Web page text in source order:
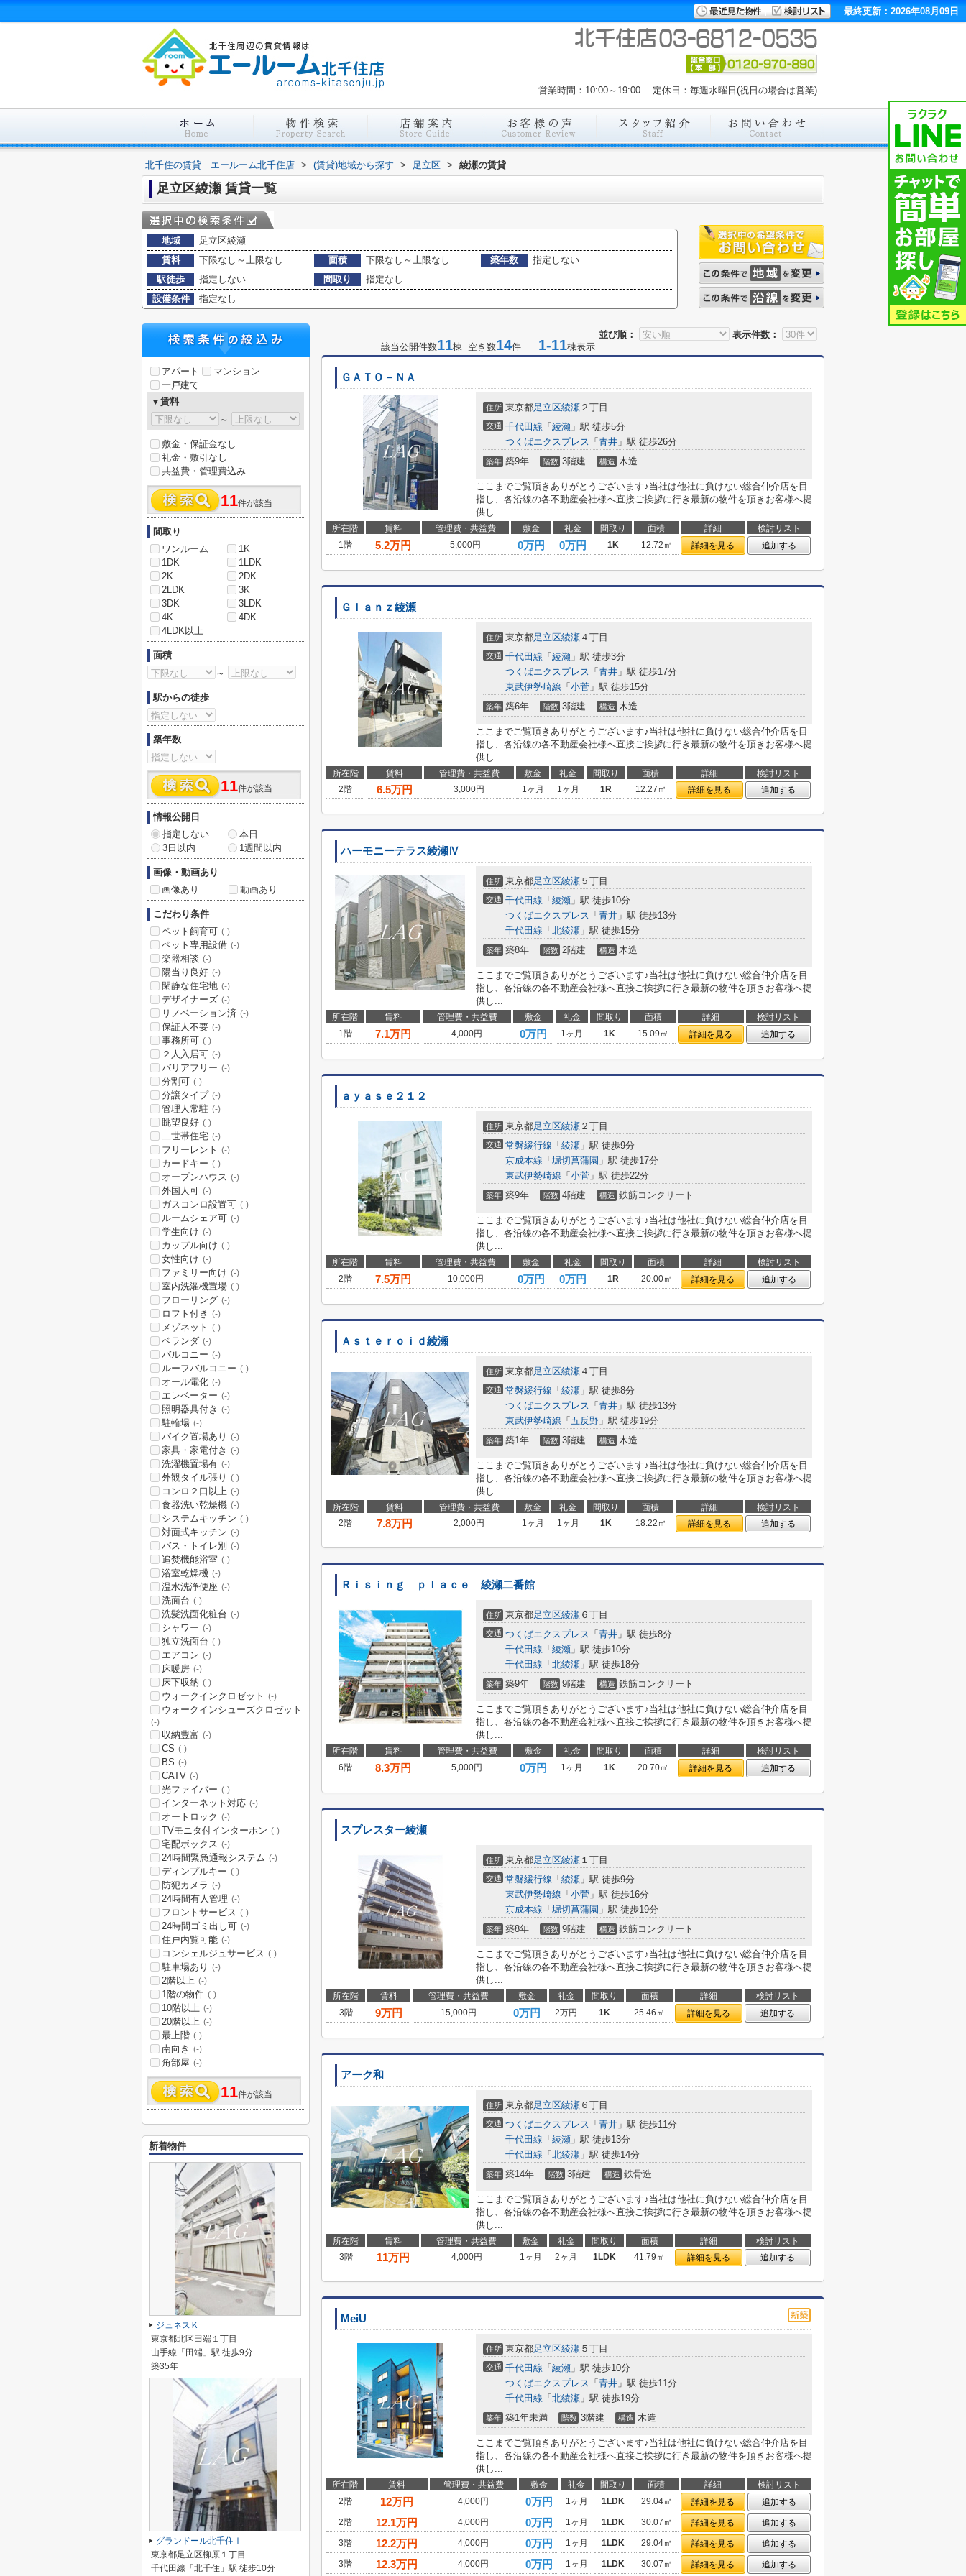
最終更新：2026年08月09日
営業時間：10:00～19:00 定休日：毎週水曜日(祝日の場合は営業)
北千住の賃貸｜エールーム北千住店 > (賃貸)地域から探す > 足立区 > 綾瀬の賃貸
足立区綾瀬 賃貸一覧
地域
足立区綾瀬
賃料
下限なし～上限なし 面積 下限なし～上限なし 築年数
指定しない
駅徒歩
指定しない 間取り
指定なし
設備条件
指定なし
並び順：
表示件数：
該当公開件数11棟 空き数14件 1-11棟表示
ＧＡＴＯ－ＮＡ
住所 東京都足立区綾瀬 ２丁目
交通 千代田線 「 綾瀬 」駅 徒歩5分
つくばエクスプレス 「 青井 」駅 徒歩26分
築年 築9年 階数 3階建 構造 木造
ここまでご覧頂きありがとうございます♪当社は他社に負けない総合仲介店を目
指し、各沿線の各不動産会社様へ直接ご挨拶に行き最新の物件を頂きお客様へ提
供し...
所在階 賃料 管理費・共益費 敷金 礼金 間取り 面積 詳細
検討リスト
1階
5.2万円 5,000円 0万円 0万円 1K 12.72㎡ 詳細を見る 追加する
Ｇｌａｎｚ綾瀬
住所 東京都足立区綾瀬 ４丁目
交通 千代田線 「 綾瀬 」駅 徒歩3分
つくばエクスプレス 「 青井 」駅 徒歩17分
東武伊勢崎線 「 小菅 」駅 徒歩15分
築年 築6年 階数 3階建 構造 木造
ここまでご覧頂きありがとうございます♪当社は他社に負けない総合仲介店を目
指し、各沿線の各不動産会社様へ直接ご挨拶に行き最新の物件を頂きお客様へ提
供し...
所在階 賃料 管理費・共益費 敷金 礼金 間取り 面積 詳細
検討リスト
2階
6.5万円 3,000円 1ヶ月 1ヶ月 1R 12.27㎡ 詳細を見る 追加する
ハーモニーテラス綾瀬Ⅳ
住所 東京都足立区綾瀬 ５丁目
交通 千代田線 「 綾瀬 」駅 徒歩10分
つくばエクスプレス 「 青井 」駅 徒歩13分
千代田線 「 北綾瀬 」駅 徒歩15分
築年 築8年 階数 2階建 構造 木造
ここまでご覧頂きありがとうございます♪当社は他社に負けない総合仲介店を目
指し、各沿線の各不動産会社様へ直接ご挨拶に行き最新の物件を頂きお客様へ提
供し...
所在階 賃料 管理費・共益費 敷金 礼金 間取り 面積 詳細
検討リスト
1階
7.1万円 4,000円 0万円 1ヶ月 1K 15.09㎡ 詳細を見る 追加する
ａｙａｓｅ２１２
住所 東京都足立区綾瀬 ２丁目
交通 常磐緩行線 「 綾瀬 」駅 徒歩9分
京成本線 「 堀切菖蒲園 」駅 徒歩17分
東武伊勢崎線 「 小菅 」駅 徒歩22分
築年 築9年 階数 4階建 構造 鉄筋コンクリート
ここまでご覧頂きありがとうございます♪当社は他社に負けない総合仲介店を目
指し、各沿線の各不動産会社様へ直接ご挨拶に行き最新の物件を頂きお客様へ提
供し...
所在階 賃料 管理費・共益費 敷金 礼金 間取り 面積 詳細
検討リスト
2階
7.5万円 10,000円 0万円 0万円 1R 20.00㎡ 詳細を見る 追加する
Ａｓｔｅｒｏｉｄ綾瀬
住所 東京都足立区綾瀬 ４丁目
交通 常磐緩行線 「 綾瀬 」駅 徒歩8分
つくばエクスプレス 「 青井 」駅 徒歩13分
東武伊勢崎線 「 五反野 」駅 徒歩19分
築年 築1年 階数 3階建 構造 木造
ここまでご覧頂きありがとうございます♪当社は他社に負けない総合仲介店を目
指し、各沿線の各不動産会社様へ直接ご挨拶に行き最新の物件を頂きお客様へ提
供し...
所在階 賃料 管理費・共益費 敷金 礼金 間取り 面積 詳細
検討リスト
2階
7.8万円 2,000円 1ヶ月 1ヶ月 1K 18.22㎡ 詳細を見る 追加する
Ｒｉｓｉｎｇ ｐｌａｃｅ 綾瀬二番館
住所 東京都足立区綾瀬 ６丁目
交通 つくばエクスプレス 「 青井 」駅 徒歩8分
千代田線 「 綾瀬 」駅 徒歩10分
千代田線 「 北綾瀬 」駅 徒歩18分
築年 築9年 階数 9階建 構造 鉄筋コンクリート
ここまでご覧頂きありがとうございます♪当社は他社に負けない総合仲介店を目
指し、各沿線の各不動産会社様へ直接ご挨拶に行き最新の物件を頂きお客様へ提
供し...
所在階 賃料 管理費・共益費 敷金 礼金 間取り 面積 詳細
検討リスト
6階
8.3万円 5,000円 0万円 1ヶ月 1K 20.70㎡ 詳細を見る 追加する
スプレスター綾瀬
住所 東京都足立区綾瀬 １丁目
交通 常磐緩行線 「 綾瀬 」駅 徒歩9分
東武伊勢崎線 「 小菅 」駅 徒歩16分
京成本線 「 堀切菖蒲園 」駅 徒歩19分
築年 築8年 階数 9階建 構造 鉄筋コンクリート
ここまでご覧頂きありがとうございます♪当社は他社に負けない総合仲介店を目
指し、各沿線の各不動産会社様へ直接ご挨拶に行き最新の物件を頂きお客様へ提
供し...
所在階 賃料 管理費・共益費 敷金 礼金 間取り 面積 詳細
検討リスト
3階
9万円 15,000円 0万円 2万円 1K 25.46㎡ 詳細を見る 追加する
アーク和
住所 東京都足立区綾瀬 ６丁目
交通 つくばエクスプレス 「 青井 」駅 徒歩11分
千代田線 「 綾瀬 」駅 徒歩13分
千代田線 「 北綾瀬 」駅 徒歩14分
築年 築14年 階数 3階建 構造 鉄骨造
ここまでご覧頂きありがとうございます♪当社は他社に負けない総合仲介店を目
指し、各沿線の各不動産会社様へ直接ご挨拶に行き最新の物件を頂きお客様へ提
供し...
所在階 賃料 管理費・共益費 敷金 礼金 間取り 面積 詳細
検討リスト
3階
11万円 4,000円 1ヶ月 2ヶ月 1LDK 41.79㎡ 詳細を見る 追加する
MeiU
住所 東京都足立区綾瀬 ５丁目
交通 千代田線 「 綾瀬 」駅 徒歩10分
つくばエクスプレス 「 青井 」駅 徒歩11分
千代田線 「 北綾瀬 」駅 徒歩19分
築年 築1年未満 階数 3階建 構造 木造
ここまでご覧頂きありがとうございます♪当社は他社に負けない総合仲介店を目
指し、各沿線の各不動産会社様へ直接ご挨拶に行き最新の物件を頂きお客様へ提
供し...
所在階 賃料 管理費・共益費 敷金 礼金 間取り 面積 詳細
検討リスト
2階
12万円 4,000円 0万円 1ヶ月 1LDK 29.04㎡ 詳細を見る
追加する
2階
12.1万円 4,000円 0万円 1ヶ月 1LDK 30.07㎡ 詳細を見る
追加する
3階
12.2万円 4,000円 0万円 1ヶ月 1LDK 29.04㎡ 詳細を見る
追加する
3階
12.3万円 4,000円 0万円 1ヶ月 1LDK 30.07㎡ 詳細を見る 追加する
アパート
マンション
一戸建て
▼賃料
～
敷金・保証金なし
礼金・敷引なし
共益費・管理費込み
11件が該当
間取り
ワンルーム
1K
1DK
1LDK
2K
2DK
2LDK
3K
3DK
3LDK
4K
4DK
4LDK以上
面積
～
駅からの徒歩
築年数
11件が該当
情報公開日
指定しない
本日
3日以内
1週間以内
画像・動画あり
画像あり
動画あり
こだわり条件
ペット飼育可 (-)
ペット専用設備 (-)
楽器相談 (-)
陽当り良好 (-)
閑静な住宅地 (-)
デザイナーズ (-)
リノベーション済 (-)
保証人不要 (-)
事務所可 (-)
２人入居可 (-)
バリアフリー (-)
分割可 (-)
分譲タイプ (-)
管理人常駐 (-)
眺望良好 (-)
二世帯住宅 (-)
フリーレント (-)
カードキー (-)
オープンハウス (-)
外国人可 (-)
ガスコンロ設置可 (-)
ルームシェア可 (-)
学生向け (-)
カップル向け (-)
女性向け (-)
ファミリー向け (-)
室内洗濯機置場 (-)
フローリング (-)
ロフト付き (-)
メゾネット (-)
ベランダ (-)
バルコニー (-)
ルーフバルコニー (-)
オール電化 (-)
エレベーター (-)
照明器具付き (-)
駐輪場 (-)
バイク置場あり (-)
家具・家電付き (-)
洗濯機置場有 (-)
外観タイル張り (-)
コンロ２口以上 (-)
食器洗い乾燥機 (-)
システムキッチン (-)
対面式キッチン (-)
バス・トイレ別 (-)
追焚機能浴室 (-)
浴室乾燥機 (-)
温水洗浄便座 (-)
洗面台 (-)
洗髪洗面化粧台 (-)
シャワー (-)
独立洗面台 (-)
エアコン (-)
床暖房 (-)
床下収納 (-)
ウォークインクロゼット (-)
ウォークインシューズクロゼット
(-)
収納豊富 (-)
CS (-)
BS (-)
CATV (-)
光ファイバー (-)
インターネット対応 (-)
オートロック (-)
TVモニタ付インターホン (-)
宅配ボックス (-)
24時間緊急通報システム (-)
ディンプルキー (-)
防犯カメラ (-)
24時間有人管理 (-)
フロントサービス (-)
24時間ゴミ出し可 (-)
住戸内覧可能 (-)
コンシェルジュサービス (-)
駐車場あり (-)
2階以上 (-)
1階の物件 (-)
10階以上 (-)
20階以上 (-)
最上階 (-)
南向き (-)
角部屋 (-)
11件が該当
新着物件
ジュネスＫ
東京都北区田端１丁目
山手線「田端」駅 徒歩9分
築35年
グランドール北千住Ⅰ
東京都足立区柳原１丁目
千代田線「北千住」駅 徒歩10分